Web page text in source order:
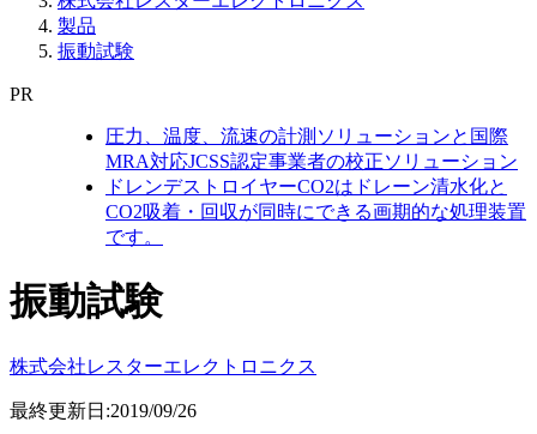
製品
振動試験
PR
圧力、温度、流速の計測ソリューションと国際
MRA対応JCSS認定事業者の校正ソリューション
ドレンデストロイヤーCO2はドレーン清水化と
CO2吸着・回収が同時にできる画期的な処理装置
です。
振動試験
株式会社レスターエレクトロニクス
最終更新日:2019/09/26